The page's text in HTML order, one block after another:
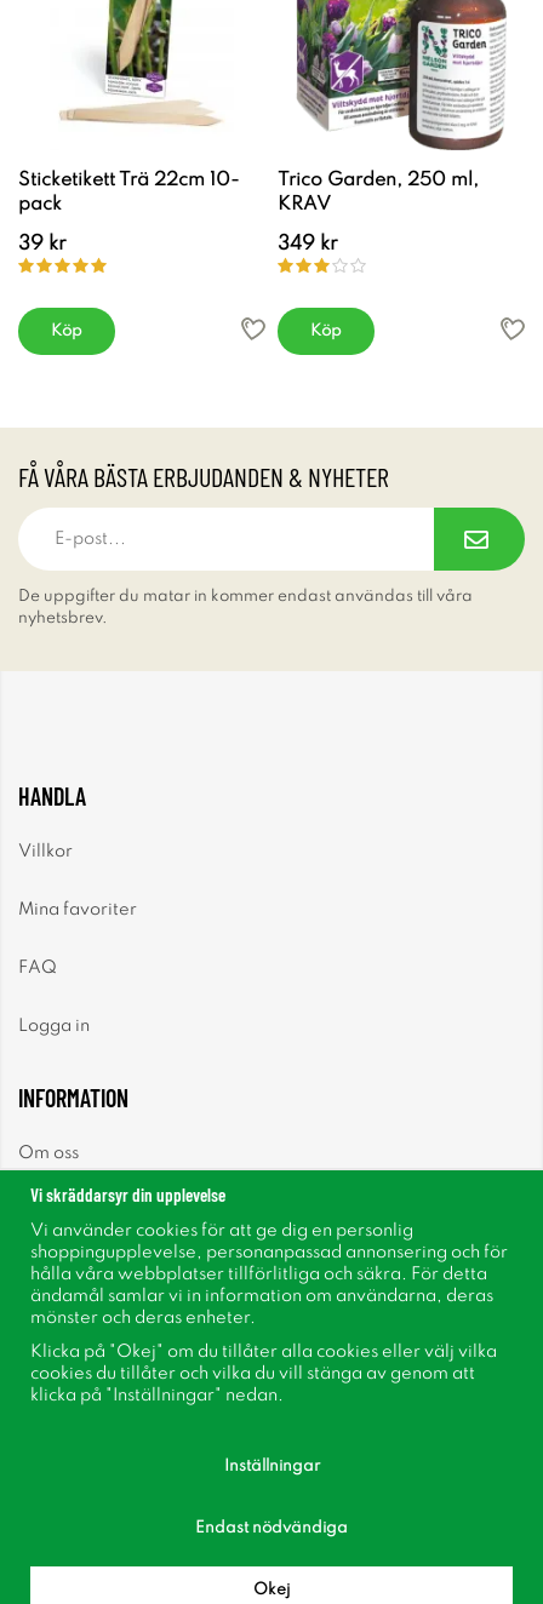
Sticketikett Trä 22cm 10-
pack
39 kr
Köp
Trico Garden, 250 ml,
KRAV
349 kr
Köp
FÅ VÅRA BÄSTA ERBJUDANDEN & NYHETER
De uppgifter du matar in kommer endast användas till våra
nyhetsbrev.
HANDLA
Villkor
Mina favoriter
FAQ
Logga in
INFORMATION
Om oss
Nyhetsbrev
Om cookies
Inspiration
Bli medlem i vår kundklubb!
Vi skräddarsyr din upplevelse
Vi använder cookies för att ge dig en personlig
shoppingupplevelse, personanpassad annonsering och för
hålla våra webbplatser tillförlitliga och säkra. För detta
ändamål samlar vi in information om användarna, deras
mönster och deras enheter.
Klicka på "Okej" om du tillåter alla cookies eller välj vilka
cookies du tillåter och vilka du vill stänga av genom att
klicka på "Inställningar" nedan.
Inställningar
Endast nödvändiga
Okej